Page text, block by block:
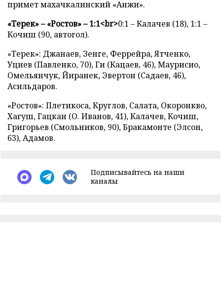
примет махачкалинский «Анжи».
«Терек» – «Ростов» – 1:1<br>0:1 – Калачев (18), 1:1 –
Кочиш (90, автогол).
«Терек»: Джанаев, Зенге, Феррейра, Ятченко,
Уциев (Павленко, 70), Ги (Кацаев, 46), Маурисио,
Омельянчук, Йиранек, Эвертон (Садаев, 46),
Асильдаров.
«Ростов»: Плетикоса, Круглов, Салата, Окоронкво,
Хагуш, Гацкан (О. Иванов, 41), Калачев, Кочиш,
Григорьев (Смольников, 90), Бракамонте (Элсон,
63), Адамов.
Подписывайтесь на наши
каналы